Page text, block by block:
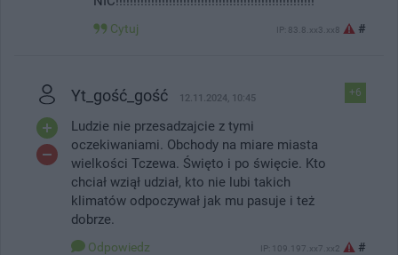
Cytuj IP: 83.8.xx3.xx8 #
+6
Yt_gość_gość 12.11.2024, 10:45
Ludzie nie przesadzajcie z tymi
oczekiwaniami. Obchody na miare miasta
wielkości Tczewa. Święto i po święcie. Kto
chciał wziął udział, kto nie lubi takich
klimatów odpoczywał jak mu pasuje i też
dobrze.
Odpowiedz IP: 109.197.xx7.xx2 #